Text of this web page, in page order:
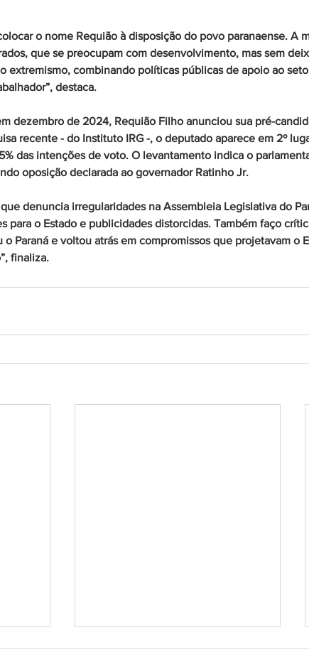
o nome Requião à disposição do povo paranaense. A
que se preocupam com desenvolvimento, mas sem
extremismo, combinando políticas públicas de apoio ao
destaca.
dezembro de 2024, Requião Filho anunciou sua pré-
recente - do Instituto IRG -, o deputado aparece em 2º
das intenções de voto. O levantamento indica o
oposição declarada ao governador Ratinho Jr.
denuncia irregularidades na Assembleia Legislativa do
para o Estado e publicidades distorcidas. Também faço
Paraná e voltou atrás em compromissos que projetavam o
finaliza.